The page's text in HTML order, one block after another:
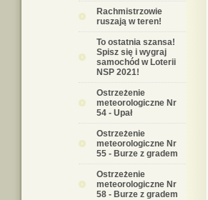
Rachmistrzowie
ruszają w teren!
To ostatnia szansa!
Spisz się i wygraj
samochód w Loterii
NSP 2021!
Ostrzeżenie
meteorologiczne Nr
54 - Upał
Ostrzeżenie
meteorologiczne Nr
55 - Burze z gradem
Ostrzeżenie
meteorologiczne Nr
58 - Burze z gradem